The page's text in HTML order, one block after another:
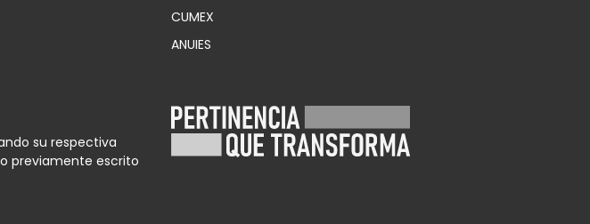
CUMEX
ANUIES
su respectiva
previamente escrito